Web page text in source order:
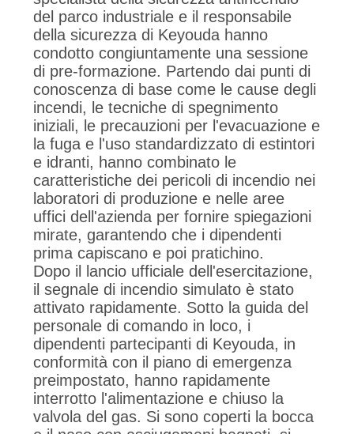
del parco industriale e il responsabile
della sicurezza di Keyouda hanno
condotto congiuntamente una sessione
di pre-formazione. Partendo dai punti di
conoscenza di base come le cause degli
incendi, le tecniche di spegnimento
iniziali, le precauzioni per l'evacuazione e
la fuga e l'uso standardizzato di estintori
e idranti, hanno combinato le
caratteristiche dei pericoli di incendio nei
laboratori di produzione e nelle aree
uffici dell'azienda per fornire spiegazioni
mirate, garantendo che i dipendenti
prima capiscano e poi pratichino.
Dopo il lancio ufficiale dell'esercitazione,
il segnale di incendio simulato è stato
attivato rapidamente. Sotto la guida del
personale di comando in loco, i
dipendenti partecipanti di Keyouda, in
conformità con il piano di emergenza
preimpostato, hanno rapidamente
interrotto l'alimentazione e chiuso la
valvola del gas. Si sono coperti la bocca